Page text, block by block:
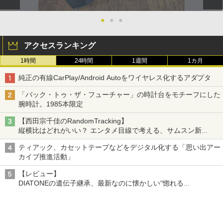
● ● ●
アクセスランキング
1時間 24時間 1週間 1カ月
純正の有線CarPlay/Android Autoをワイヤレス化するアダプタ
「バック・トゥ・ザ・フューチャー」の時計台をモチーフにした
腕時計。1985本限定
【西田宗千佳のRandomTracking】
縦横比はどれがいい？ エンタメ目線で考える、サムスン新
「Galaxy Z Fold」
ティアック、カセットテープなどをデジタル化する「思い出アー
カイブ推進活動」
【レビュー】
DIATONEの遺伝子継承、最新なのに懐かしい“惚れる